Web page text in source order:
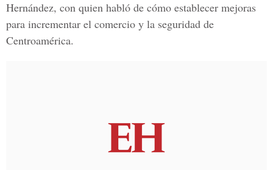
Hernández, con quien habló de cómo establecer mejoras
para incrementar el comercio y la seguridad de
Centroamérica.